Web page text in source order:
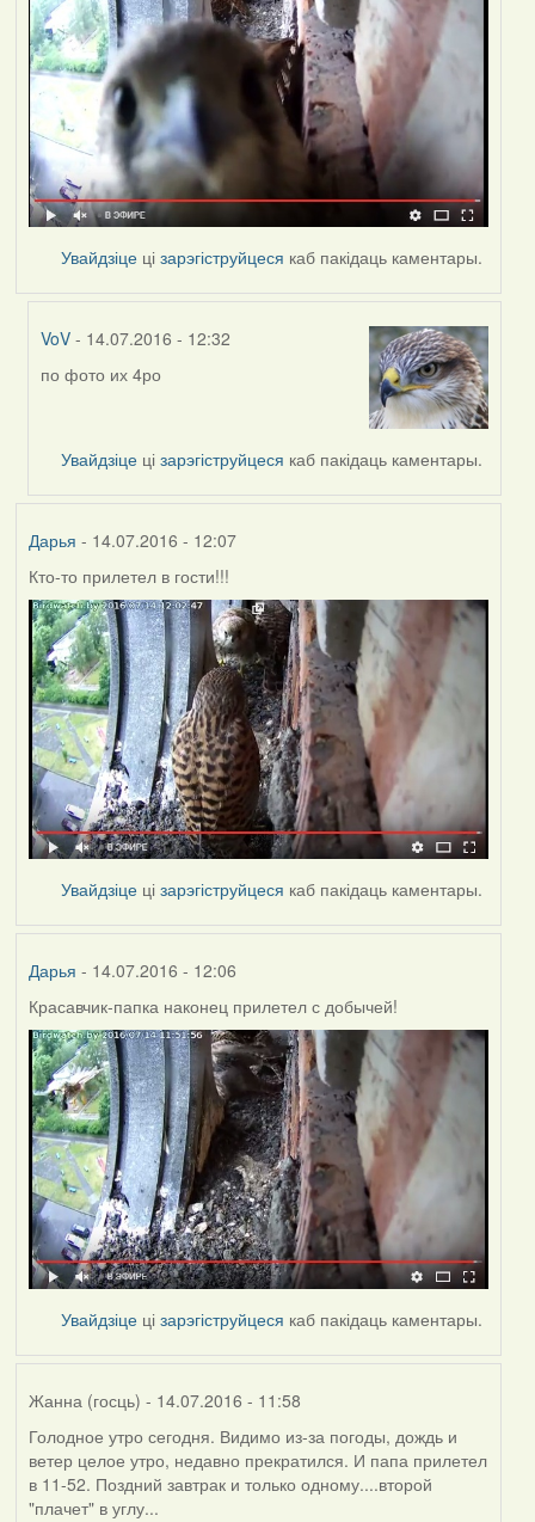
Увайдзіце цізарэгіструйцеся каб пакідаць каментары.
VoV - 14.07.2016 - 12:32
In
по фото их 4ро
Увайдзіце цізарэгіструйцеся каб пакідаць каментары.
Дарья - 14.07.2016 - 12:07
Кто-то прилетел в гости!!!
Увайдзіце цізарэгіструйцеся каб пакідаць каментары.
Дарья - 14.07.2016 - 12:06
Красавчик-папка наконец прилетел с добычей!
Увайдзіце цізарэгіструйцеся каб пакідаць каментары.
Жанна (госць) - 14.07.2016 - 11:58
Голодное утро сегодня. Видимо из-за погоды, дождь и
ветер целое утро, недавно прекратился. И папа прилетел
в 11-52. Поздний завтрак и только одному....второй
"плачет" в углу...